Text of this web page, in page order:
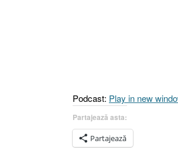
Podcast: Play in new
Partajează asta:
Partajează